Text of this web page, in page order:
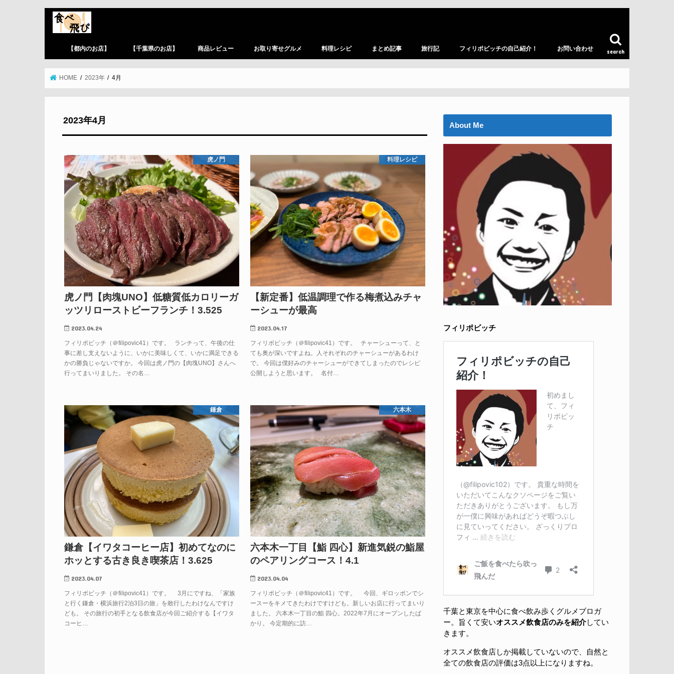
search
【都内のお店】 【千葉県のお店】 商品レビュー お取り寄せグルメ 料理レシピ まとめ記事 旅行記 フィリポビッチの自己紹介！ お問い合わせ
HOME 2023年 4月
2023年4月
虎ノ門
虎ノ門【肉塊UNO】低糖質低カロリーガ
ッツリローストビーフランチ！3.525
2023.04.24
フィリポビッチ（＠filipovic41）です。 ランチって、午後の仕
事に差し支えないように、いかに美味しくて、いかに満足できる
かの勝負じゃないですか。 今回は虎ノ門の【肉塊UNO】さんへ
行ってまいりました。 その名…
料理レシピ
【新定番】低温調理で作る梅煮込みチャ
ーシューが最高
2023.04.17
フィリポビッチ（＠filipovic41）です。 チャーシューって、と
ても奥が深いですよね。人それぞれのチャーシューがあるわけ
で。 今回は僕好みのチャーシューができてしまったのでレシピ
公開しようと思います。 名付…
鎌倉
鎌倉【イワタコーヒー店】初めてなのに
ホッとする古き良き喫茶店！3.625
2023.04.07
フィリポビッチ（＠filipovic41）です。 3月にですね、「家族
と行く鎌倉・横浜旅行2泊3日の旅」を敢行したわけなんですけ
ども。 その旅行の初手となる飲食店が今回ご紹介する【イワタ
コーヒ…
六本木
六本木一丁目【鮨 四心】新進気鋭の鮨屋
のペアリングコース！4.1
2023.04.04
フィリポビッチ（＠filipovic41）です。 今回、ギロッポンでシ
ースーをキメてきたわけですけども。新しいお店に行ってまいり
ました。 六本木一丁目の鮨 四心。2022年7月にオープンしたば
かり。 今定期的に訪…
About Me
フィリポビッチ
千葉と東京を中心に食べ飲み歩くグルメブロガ
ー。旨くて安いオススメ飲食店のみを紹介してい
きます。
オススメ飲食店しか掲載していないので、自然と
全ての飲食店の評価は3点以上になりますね。